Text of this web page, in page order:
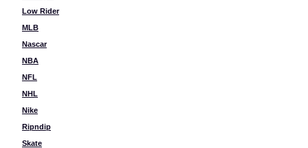
Low Rider
MLB
Nascar
NBA
NFL
NHL
Nike
Ripndip
Skate